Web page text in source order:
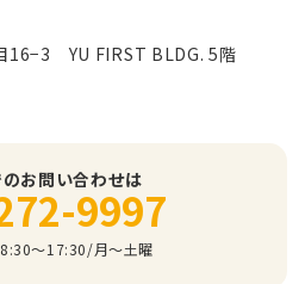
16−3 YU FIRST BLDG. 5階
お問い合わせは
9997
8:30～17:30/⽉〜⼟曜